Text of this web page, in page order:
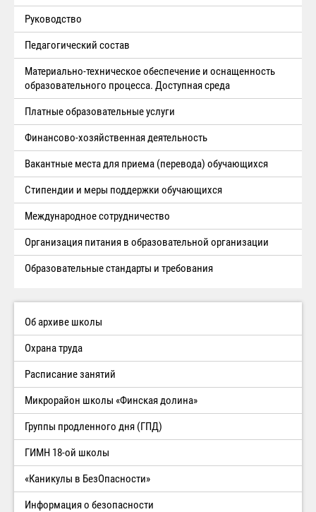
Руководство
Педагогический состав
Материально-техническое обеспечение и оснащенность
образовательного процесса. Доступная среда
Платные образовательные услуги
Финансово-хозяйственная деятельность
Вакантные места для приема (перевода) обучающихся
Стипендии и меры поддержки обучающихся
Международное сотрудничество
Организация питания в образовательной организации
Образовательные стандарты и требования
Об архиве школы
Охрана труда
Расписание занятий
Микрорайон школы «Финская долина»
Группы продленного дня (ГПД)
ГИМН 18-ой школы
«Каникулы в БезОпасности»
Информация о безопасности